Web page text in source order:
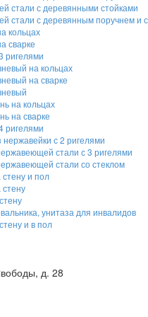
стали с деревянными стойками
стали с деревянным поручнем и
кольцах
сварке
ригелями
на кольцах
на сварке
на кольцах
на сварке
ригелями
с 2 ригелями
стали с 3 ригелями
стали со стеклом
и пол
унитаза для инвалидов
и в пол
д. 28